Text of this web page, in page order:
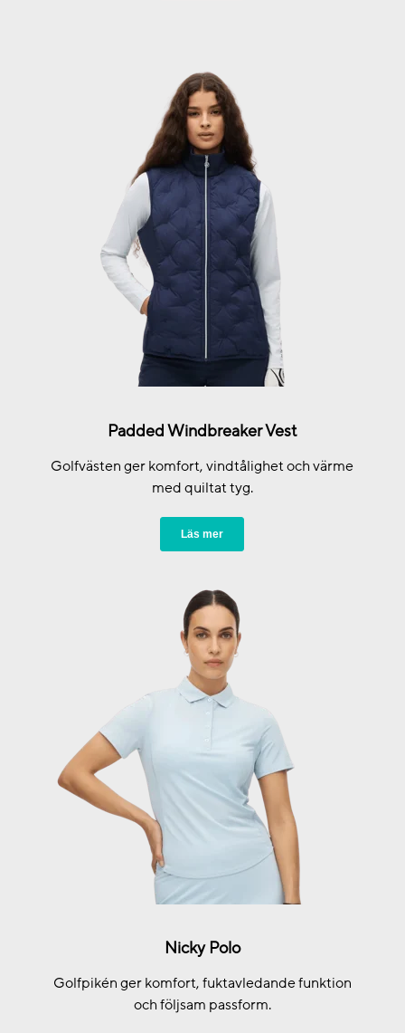
Padded Windbreaker Vest
Golfvästen ger komfort, vindtålighet och värme
med quiltat tyg.
Läs mer
Nicky Polo
Golfpikén ger komfort, fuktavledande funktion
och följsam passform.